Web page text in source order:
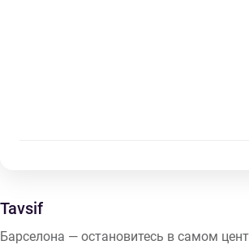
Tavsif
Барселона — остановитесь в самом